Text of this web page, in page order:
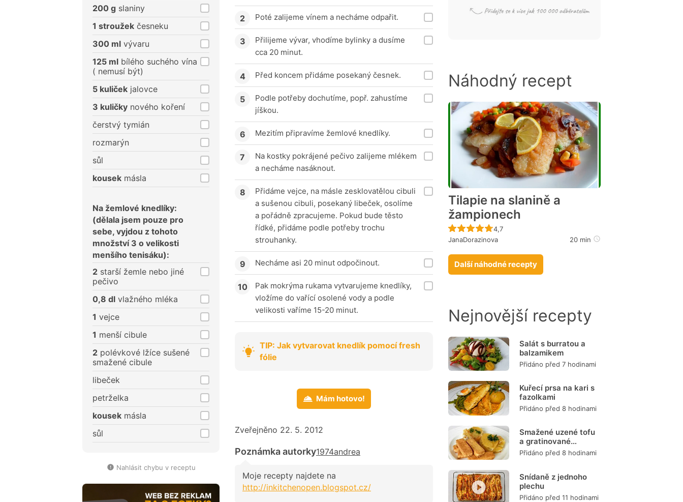
200 g slaniny
1 stroužek česneku
300 ml vývaru
125 ml bílého suchého vína
( nemusí být)
5 kuliček jalovce
3 kuličky nového koření
čerstvý tymián
rozmarýn
sůl
kousek másla
Na žemlové knedlíky:
(dělala jsem pouze pro
sebe, vyjdou z tohoto
množství 3 o velikosti
menšího tenisáku):
2 starší žemle nebo jiné
pečivo
0,8 dl vlažného mléka
1 vejce
1 menší cibule
2 polévkové lžíce sušené
smažené cibule
libeček
petrželka
kousek másla
sůl
Nahlásit chybu v receptu
Poté zalijeme vínem a necháme odpařit.
Přilijeme vývar, vhodíme bylinky a dusíme
cca 20 minut.
Před koncem přidáme posekaný česnek.
Podle potřeby dochutíme, popř. zahustíme
jíškou.
Mezitím připravíme žemlové knedlíky.
Na kostky pokrájené pečivo zalijeme mlékem
a necháme nasáknout.
Přidáme vejce, na másle zesklovatělou cibuli
a sušenou cibuli, posekaný libeček, osolíme
a pořádně zpracujeme. Pokud bude těsto
řídké, přidáme podle potřeby trochu
strouhanky.
Necháme asi 20 minut odpočinout.
Pak mokrýma rukama vytvarujeme knedlíky,
vložíme do vařící osolené vody a podle
velikosti vaříme 15-20 minut.
TIP: Jak vytvarovat knedlík pomocí fresh
fólie
Mám hotovo!
Zveřejněno 22. 5. 2012
Poznámka autorky1974andrea
Moje recepty najdete na
http://inkitchenopen.blogspot.cz/
Náhodný recept
Tilapie na slanině a
žampionech
Recept ještě nebyl hodnocen
4,7
JanaDorazinova
20 min
Další náhodné recepty
Nejnovější recepty
Salát s burratou a
balzamikem
Přidáno před 7 hodinami
Kuřecí prsa na kari s
fazolkami
Přidáno před 8 hodinami
Smažené uzené tofu
a gratinované
brambory
Přidáno před 8 hodinami
Snídaně z jednoho
plechu
Přidáno před 11 hodinami